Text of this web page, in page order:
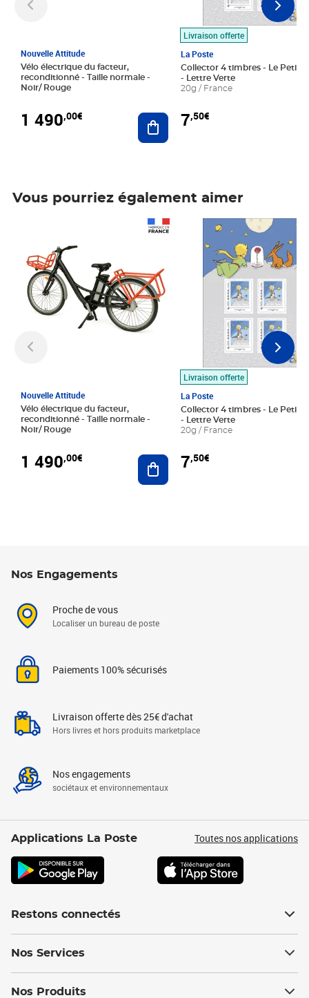
Nouvelle Attitude
Vélo électrique du facteur,
reconditionné - Taille normale -
Noir/ Rouge
1 490,00€ Ajouter au panier
Livraison offerte
La Poste
Collector 4 timbres - Le Petit
- Lettre Verte
20g / France
7,50€
Vous pourriez également aimer
Nouvelle Attitude
Vélo électrique du facteur,
reconditionné - Taille normale -
Noir/ Rouge
1 490,00€ Ajouter au panier
Livraison offerte
La Poste
Collector 4 timbres - Le Petit
- Lettre Verte
20g / France
7,50€
Prix 7,50€
Nos Engagements
Proche de vous
Localiser un bureau de poste
Paiements 100% sécurisés
Livraison offerte dès 25€ d'achat
Hors livres et hors produits marketplace
Nos engagements
sociétaux et environnementaux
Applications La Poste Toutes nos applications
Restons connectés
Nos Services
Nos Produits